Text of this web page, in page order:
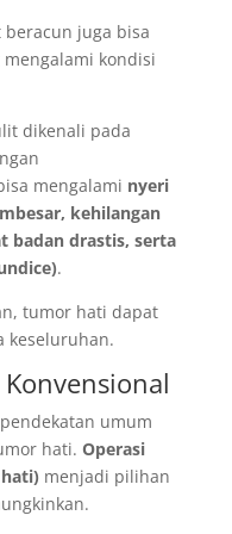
beracun juga bisa
kondisi
dikenali pada
mengalami nyeri
kehilangan
badan drastis, serta
.
tumor hati dapat
keseluruhan.
umum
hati. Operasi
menjadi pilihan